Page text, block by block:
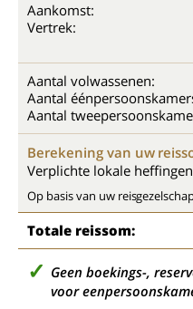
Aankomst:
Vertrek:
Aantal volwassenen:
Aantal
Aantal
Berekening van uw
Verplichte lokale
Op basis van uw
Totale reissom:
Geen boekings-,
voor